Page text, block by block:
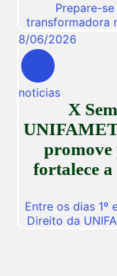
Prepare-
transformadora
nossa
2026, a
Conexão
dedicado a
vivências
descobertas
8/06/2026
noticias
X
promove
fortalece
Entre os dias 1º
Direito da